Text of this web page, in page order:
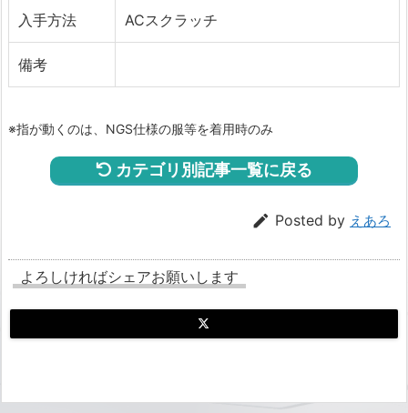
入手方法 ACスクラッチ
備考
※指が動くのは、NGS仕様の服等を着用時のみ
カテゴリ別記事一覧に戻る
 Posted by えあろ
よろしければシェアお願いします